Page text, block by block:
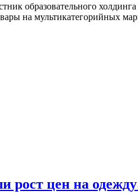
образовательного
на мультикатегорийных
рост цен на